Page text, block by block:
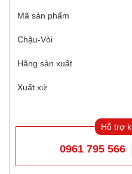
Mã sản phẩm
Chậu-Vòi
Hãng sản xuất
Xuất xứ
Hỗ trợ
0961 795 566